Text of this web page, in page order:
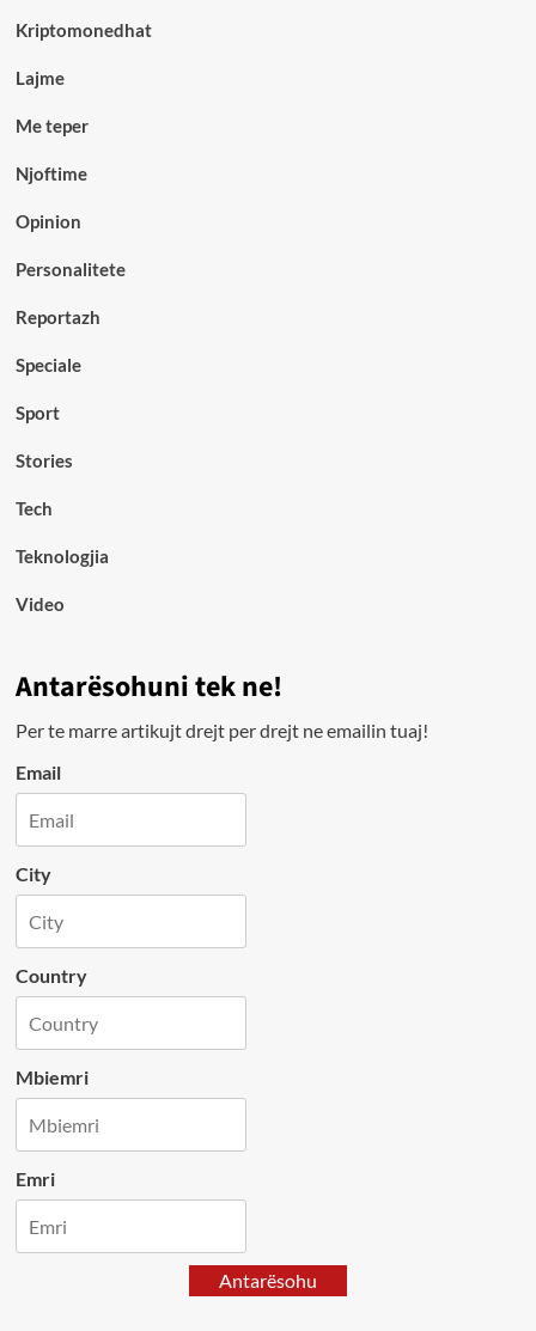
Kriptomonedhat
Lajme
Me teper
Njoftime
Opinion
Personalitete
Reportazh
Speciale
Sport
Stories
Tech
Teknologjia
Video
Antarësohuni tek ne!
Per te marre artikujt drejt per drejt ne emailin tuaj!
Email
City
Country
Mbiemri
Emri
Antarësohu